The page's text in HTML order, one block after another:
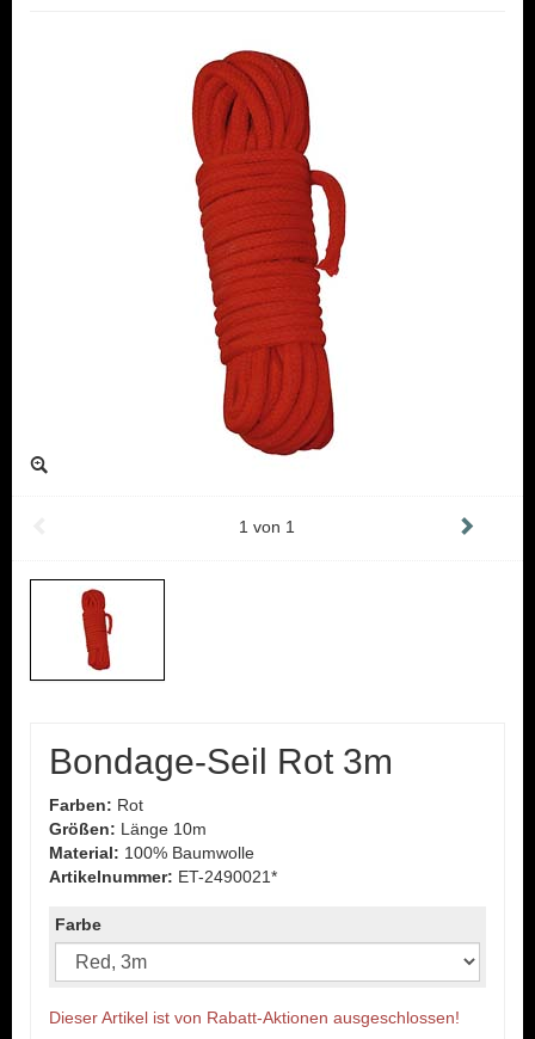
1 von 1
Bondage-Seil Rot 3m
Farben: Rot
Größen: Länge 10m
Material: 100% Baumwolle
Artikelnummer: ET-2490021*
Farbe
Dieser Artikel ist von Rabatt-Aktionen ausgeschlossen!